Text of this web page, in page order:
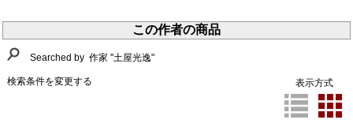
この作者の商品
Searched by 作家 "土屋光逸"
検索条件を変更する 表示方式